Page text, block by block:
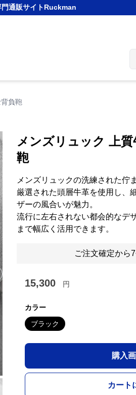
門通販サイトRuckman
負鞄
slide
メンズリュック 上
鞄
メンズリュックの洗練された佇
厳選された頭層牛革を使用し、
ザーの風合いが魅力。
流行に左右されない都会的なデ
まで幅広く活用できます。
ご注文確定から
15,300 円
カラー
ブラック
購入
カート